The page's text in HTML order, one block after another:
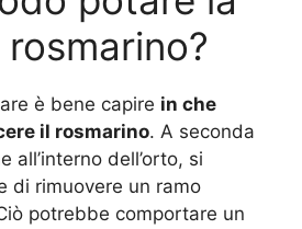
è bene capire in che
il rosmarino. A seconda
all’interno dell’orto, si
di rimuovere un ramo
potrebbe comportare un